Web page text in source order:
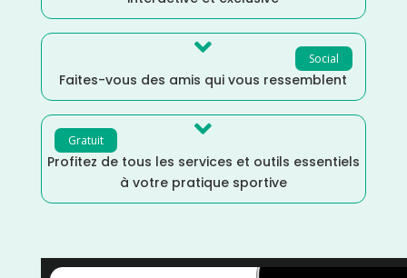
Social

Faites-vous des amis qui vous ressemblent
Gratuit 
Profitez de tous les services et outils essentiels
à votre pratique sportive